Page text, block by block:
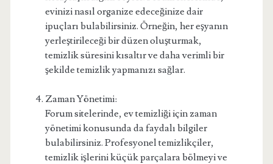
evinizi nasıl organize edeceğinize dair
ipuçları bulabilirsiniz. Örneğin, her eşyanın
yerleştirileceği bir düzen oluşturmak,
temizlik süresini kısaltır ve daha verimli bir
şekilde temizlik yapmanızı sağlar.
Zaman Yönetimi:
Forum sitelerinde, ev temizliği için zaman
yönetimi konusunda da faydalı bilgiler
bulabilirsiniz. Profesyonel temizlikçiler,
temizlik işlerini küçük parçalara bölmeyi ve